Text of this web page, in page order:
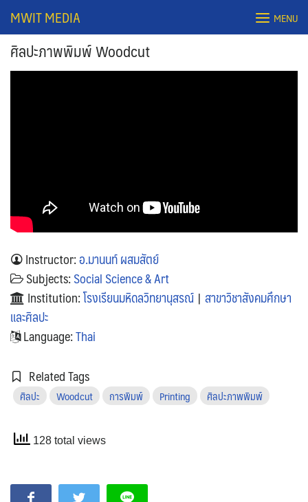
Search
for:
MWIT MEDIA MENU
ศิลปะภาพพิมพ์ Woodcut
Instructor:อ.มานนท์ ผสมสัตย์
Subjects:Social Science & Art
Institution:โรงเรียนมหิดลวิทยานุสรณ์ | สาขาวิชาสังคมศึกษา
และศิลปะ
Language:Thai
Related Tags
ศิลปะ Woodcut การพิมพ์ Printing ศิลปะภาพพิมพ์
128 total views